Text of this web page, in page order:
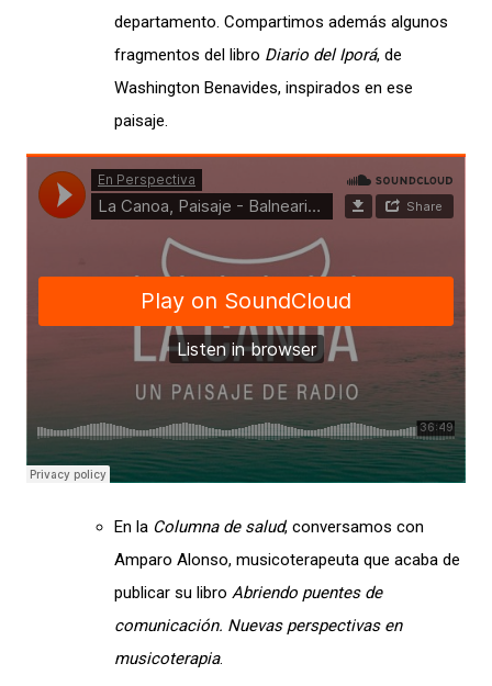
departamento. Compartimos además algunos
fragmentos del libro Diario del Iporá, de
Washington Benavides, inspirados en ese
paisaje.
En la Columna de salud, conversamos con
Amparo Alonso, musicoterapeuta que acaba de
publicar su libro Abriendo puentes de
comunicación. Nuevas perspectivas en
musicoterapia.